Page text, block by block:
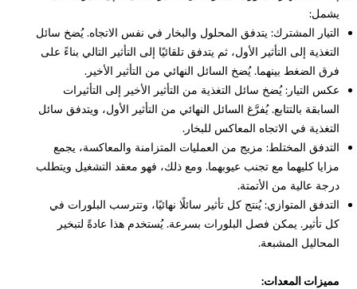
يشمل:
التيار المشترك: يتدفق المحلول والبخار في نفس الاتجاه. يُضخ سائل
التغذية إلى التأثير الأول، ثم يتدفق تلقائيًا إلى التأثير التالي بناءً على
فرق الضغط بينهما. يُضخ السائل النهائي من التأثير الأخير.
عكس التيار: يُضخ سائل التغذية من التأثير الأخير إلى التأثيرات
السابقة بالتتابع. يُفرَّغ السائل النهائي من التأثير الأول، ويتدفق سائل
التغذية في الاتجاه المعاكس للبخار.
التدفق المختلط: مزيج من العمليات المتزامنة والمعاكسة، يجمع
مزايا كليهما مع تجنب عيوبهما. ومع ذلك، فهو معقد التشغيل ويتطلب
درجة عالية من الأتمتة.
التدفق المتوازي: يُنتج كل تأثير سائلًا نهائيًا، وتترسب البلورات في
كل تأثير. يمكن فصل البلورات بسرعة. يُستخدم هذا عادةً لتبخير
المحاليل المشبعة.
مميزات المعدات: